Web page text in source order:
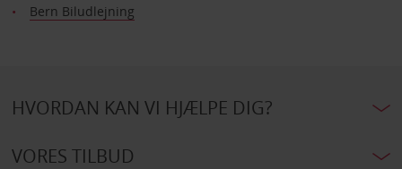
Bern Biludlejning
HVORDAN KAN VI HJÆLPE DIG?
VORES TILBUD